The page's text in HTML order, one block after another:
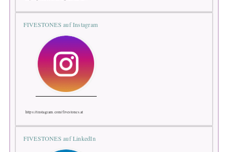
FIVESTONES auf Instagram
https://instagram.com/fivestones.at
FIVESTONES auf LinkedIn